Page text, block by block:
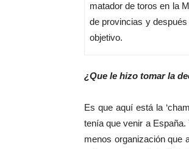
matador de toros en la
de provincias y
objetivo.
¿Que le hizo tomar la
Es que aquí está la
tenía que venir a
menos organización que